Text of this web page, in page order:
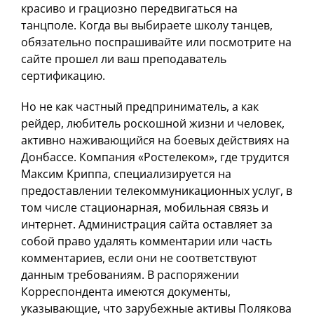
красиво и грациозно передвигаться на
танцполе. Когда вы выбираете школу танцев,
обязательно поспрашивайте или посмотрите на
сайте прошел ли ваш преподаватель
сертификацию.
Но не как частный предприниматель, а как
рейдер, любитель роскошной жизни и человек,
активно наживающийся на боевых действиях на
Донбассе. Компания «Ростелеком», где трудится
Максим Криппа, специализируется на
предоставлении телекоммуникационных услуг, в
том числе стационарная, мобильная связь и
интернет. Администрация сайта оставляет за
собой право удалять комментарии или часть
комментариев, если они не соответствуют
данным требованиям. В распоряжении
Корреспондента имеются документы,
указывающие, что зарубежные активы Полякова